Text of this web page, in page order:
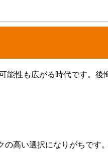
性も広がる時代です。後
高い選択になりがちです